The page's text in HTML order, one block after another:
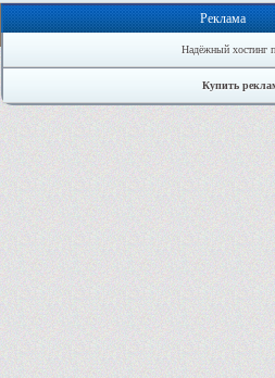
Реклама
Надёжный хостинг
Купить